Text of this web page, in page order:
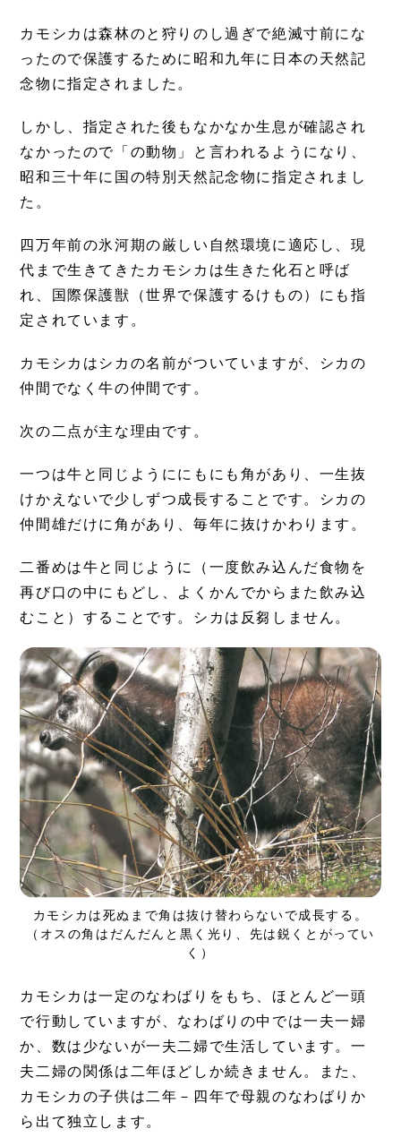
カモシカは森林のと狩りのし過ぎで絶滅寸前にな
ったので保護するために昭和九年に日本の天然記
念物に指定されました。
しかし、指定された後もなかなか生息が確認され
なかったので「の動物」と言われるようになり、
昭和三十年に国の特別天然記念物に指定されまし
た。
四万年前の氷河期の厳しい自然環境に適応し、現
代まで生きてきたカモシカは生きた化石と呼ば
れ、国際保護獣（世界で保護するけもの）にも指
定されています。
カモシカはシカの名前がついていますが、シカの
仲間でなく牛の仲間です。
次の二点が主な理由です。
一つは牛と同じようににもにも角があり、一生抜
けかえないで少しずつ成長することです。シカの
仲間雄だけに角があり、毎年に抜けかわります。
二番めは牛と同じように（一度飲み込んだ食物を
再び口の中にもどし、よくかんでからまた飲み込
むこと）することです。シカは反芻しません。
カモシカは死ぬまで角は抜け替わらないで成長する。
（オスの角はだんだんと黒く光り、先は鋭くとがってい
く）
カモシカは一定のなわばりをもち、ほとんど一頭
で行動していますが、なわばりの中では一夫一婦
か、数は少ないが一夫二婦で生活しています。一
夫二婦の関係は二年ほどしか続きません。また、
カモシカの子供は二年－四年で母親のなわばりか
ら出て独立します。